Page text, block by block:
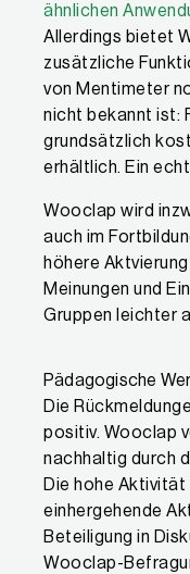
ähnlichen
Allerdings bietet
zusätzliche
von Mentimeter
nicht bekannt ist:
grundsätzlich
erhältlich. Ein
Wooclap wird
auch im
höhere
Meinungen und
Gruppen leichter
Pädagogische
Die
positiv. Wooclap
nachhaltig durch
Die hohe
einhergehende
Beteiligung in
Wooclap-